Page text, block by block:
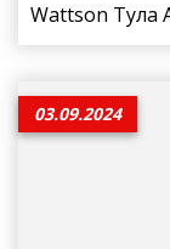
Wattson Тула
03.09.2024